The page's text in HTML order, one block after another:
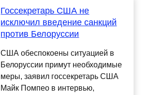
Госсекретарь США не
исключил введение санкций
против Белоруссии
США обеспокоены ситуацией в
Белоруссии примут необходимые
меры, заявил госсекретарь США
Майк Помпео в интервью,